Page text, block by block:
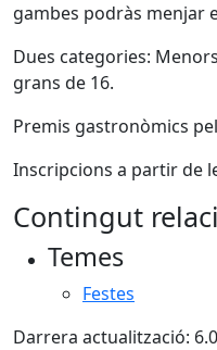
gambes podràs menjar
Dues categories:
grans de 16.
Premis gastronòmics
Inscripcions a partir de
Contingut
Temes
Festes
Darrera actualització: